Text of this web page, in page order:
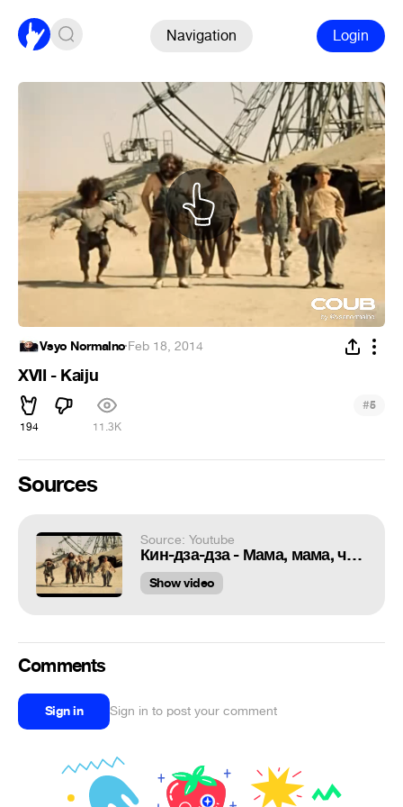
Navigation Login
Vsyo Normalno·Feb 18, 2014
XVII - Kaiju
194 11.3K
#5
Sources
Source: Youtube
Кин-дза-дза - Мама, мама, что я буду делать
Show video
Comments
Sign in Sign in to post your comment